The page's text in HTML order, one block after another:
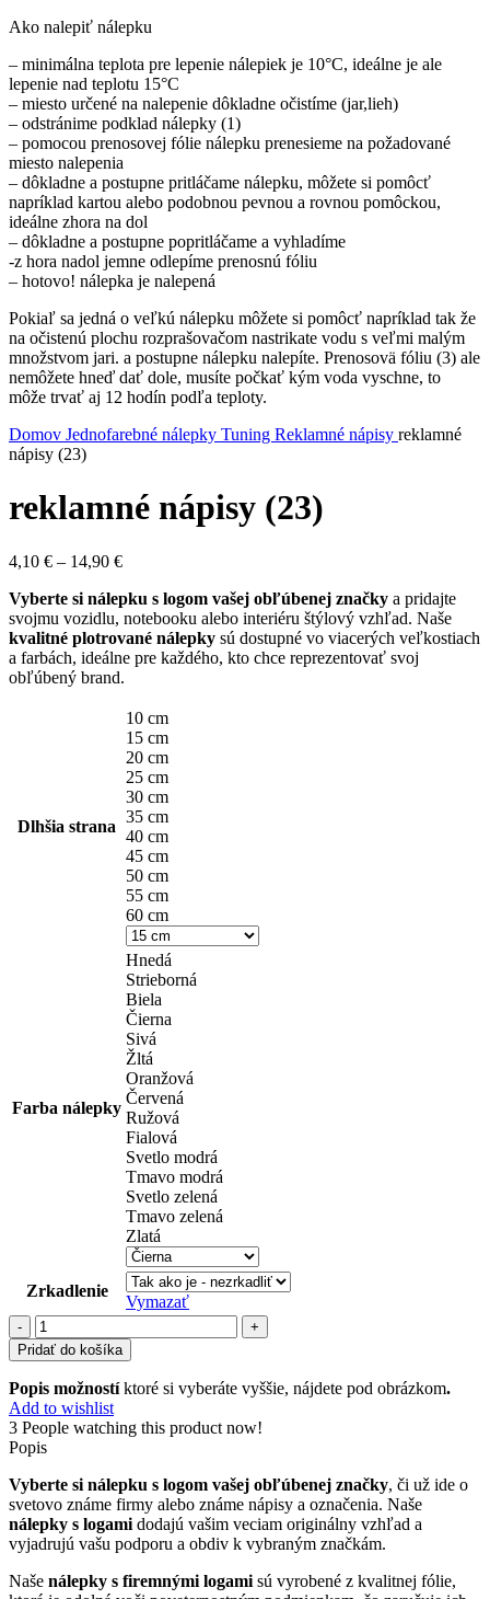
Ako nalepiť nálepku
– minimálna teplota pre lepenie nálepiek je 10°C, ideálne je ale
lepenie nad teplotu 15°C
– miesto určené na nalepenie dôkladne očistíme (jar,lieh)
– odstránime podklad nálepky (1)
– pomocou prenosovej fólie nálepku prenesieme na požadované
miesto nalepenia
– dôkladne a postupne pritláčame nálepku, môžete si pomôcť
napríklad kartou alebo podobnou pevnou a rovnou pomôckou,
ideálne zhora na dol
– dôkladne a postupne popritláčame a vyhladíme
-z hora nadol jemne odlepíme prenosnú fóliu
– hotovo! nálepka je nalepená
Pokiaľ sa jedná o veľkú nálepku môžete si pomôcť napríklad tak že
na očistenú plochu rozprašovačom nastrikate vodu s veľmi malým
množstvom jari. a postupne nálepku nalepíte. Prenosovä fóliu (3) ale
nemôžete hneď dať dole, musíte počkať kým voda vyschne, to
môže trvať aj 12 hodín podľa teploty.
Domov Jednofarebné nálepky Tuning Reklamné nápisy reklamné
nápisy (23)
reklamné nápisy (23)
4,10 € – 14,90 €Price
4,10 €
through
14,90 €
Vyberte si nálepku s logom vašej obľúbenej značky a pridajte
svojmu vozidlu, notebooku alebo interiéru štýlový vzhľad. Naše
kvalitné plotrované nálepky sú dostupné vo viacerých veľkostiach
a farbách, ideálne pre každého, kto chce reprezentovať svoj
obľúbený brand.
Dlhšia strana
10 cm
15 cm
20 cm
25 cm
30 cm
35 cm
40 cm
45 cm
50 cm
55 cm
60 cm
Farba nálepky
Hnedá
Strieborná
Biela
Čierna
Sivá
Žltá
Oranžová
Červená
Ružová
Fialová
Svetlo modrá
Tmavo modrá
Svetlo zelená
Tmavo zelená
Zlatá
Zrkadlenie
Vymazať
množstvo
reklamné
nápisy
(23)
Pridať do košíka
Popis možnostíktoré si vyberáte vyššie, nájdete pod obrázkom.
Add to wishlist
3 People watching this product now!
Popis
Vyberte si nálepku s logom vašej obľúbenej značky, či už ide o
svetovo známe firmy alebo známe nápisy a označenia. Naše
nálepky s logami dodajú vašim veciam originálny vzhľad a
vyjadrujú vašu podporu a obdiv k vybraným značkám.
Naše nálepky s firemnými logami sú vyrobené z kvalitnej fólie,